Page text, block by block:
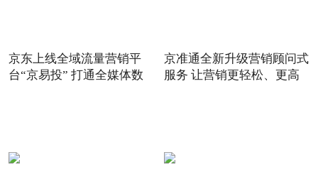
京东上线全域流量营销平
台“京易投” 打通全媒体数
京准通全新升级营销顾问式
服务 让营销更轻松、更高